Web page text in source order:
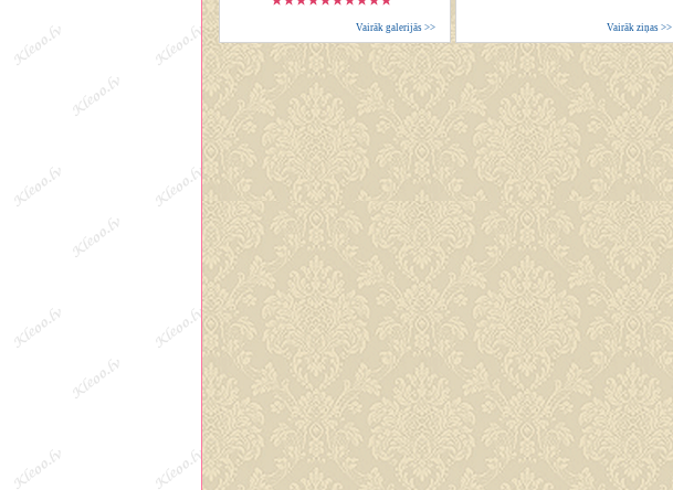
Vairāk galerijās >> Vairāk ziņas >>